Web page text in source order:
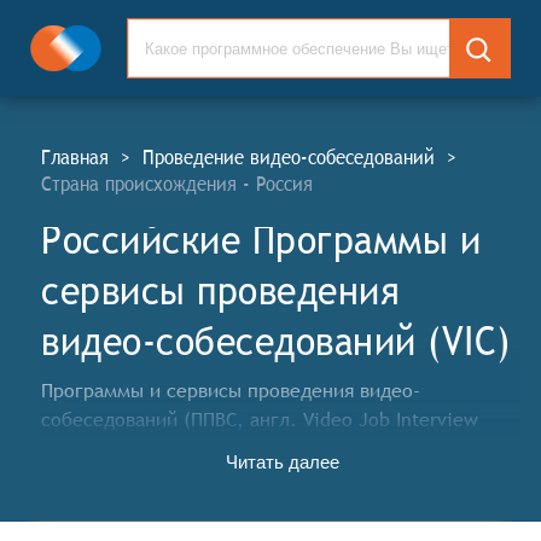
Главная > Проведение видео-собеседований >
Страна происхождения - Россия
Российские Программы и
сервисы проведения
видео-собеседований (VIC)
Программы и сервисы проведения видео-
собеседований (ППВС, англ. Video Job Interview
специализированные инструменты и платформы,
Читать далее